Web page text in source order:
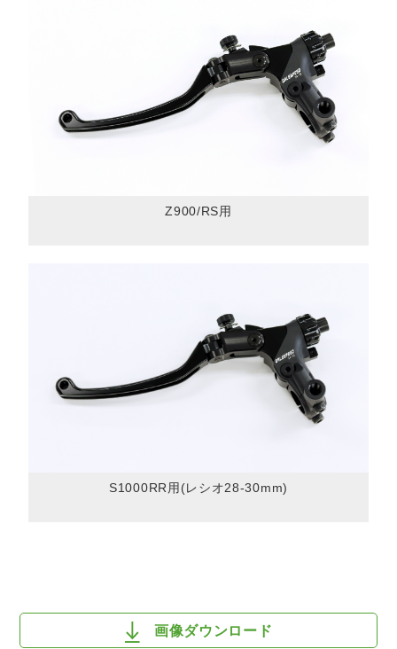
Z900/RS用
S1000RR用(レシオ28-30mm)
画像ダウンロード